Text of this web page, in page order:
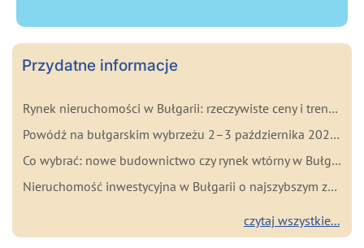
Przydatne informacje
Rynek nieruchomości w Bułgarii: rzeczywiste ceny i trendy na początku 2026 roku
Powódź na bułgarskim wybrzeżu 2–3 października 2025: najważniejsze fakty dla kupujących
Co wybrać: nowe budownictwo czy rynek wtórny w Bułgarii? Zalety i wady każdego rozwiązania
Nieruchomość inwestycyjna w Bułgarii o najszybszym zwrocie
czytaj wszystkie...